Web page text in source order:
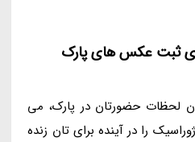
ثبت عکس های پارک
لحظات حضورتان در پارک، می
را در آینده برای تان زنده